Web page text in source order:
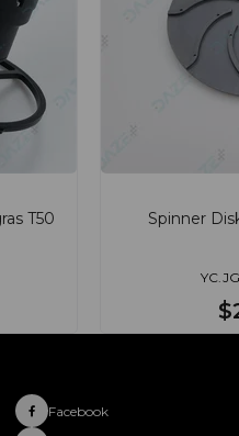
T50 Spinner
Facebook